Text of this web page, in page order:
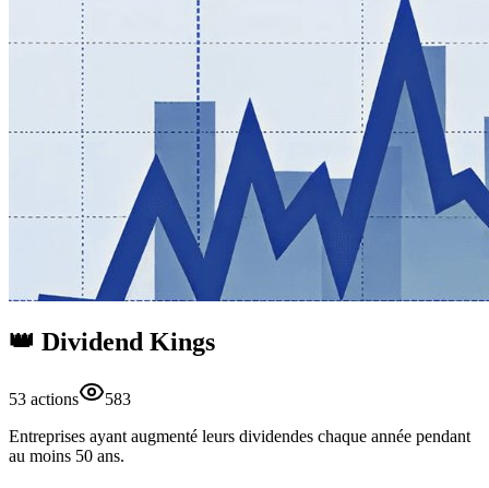
👑 Dividend Kings
53 actions
583
Entreprises ayant augmenté leurs dividendes chaque année pendant
au moins 50 ans.